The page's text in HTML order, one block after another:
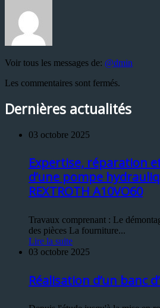
Voir tous les messages de: @dmin
Les commentaires sont fermés.
Dernières actualités
03 octobre 2025
Expertise, réparation
d’une pompe
REXTROTH A10VO60
Travaux comprenant : Le
des pièces La fourniture...
Lire la suite
03 octobre 2025
Réalisation d’un banc